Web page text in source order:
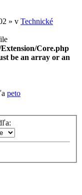
» v Technické
Core.php
be an array or an
peto